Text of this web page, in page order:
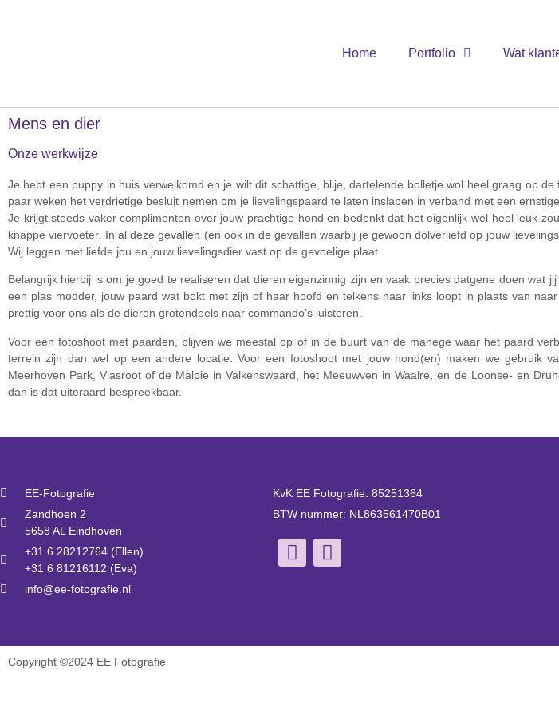
Home Portfolio Wat
Mens en dier
Onze werkwijze
Je hebt een puppy in huis verwelkomd en je wilt dit schattige, blije, dartelende bolletje wol heel graag op
paar weken het verdrietige besluit nemen om je lievelingspaard te laten inslapen in verband met een
Je krijgt steeds vaker complimenten over jouw prachtige hond en bedenkt dat het eigenlijk wel heel leuk
knappe viervoeter. In al deze gevallen (en ook in de gevallen waarbij je gewoon dolverliefd op jouw
Wij leggen met liefde jou en jouw lievelingsdier vast op de gevoelige plaat.
Belangrijk hierbij is om je goed te realiseren dat dieren eigenzinnig zijn en vaak precies datgene doen wat
een plas modder, jouw paard wat bokt met zijn of haar hoofd en telkens naar links loopt in plaats van
prettig voor ons als de dieren grotendeels naar commando’s luisteren.
Voor een fotoshoot met paarden, blijven we meestal op of in de buurt van de manege waar het paard
terrein zijn dan wel op een andere locatie. Voor een fotoshoot met jouw hond(en) maken we gebruik
Meerhoven Park, Vlasroot of de Malpie in Valkenswaard, het Meeuwven in Waalre, en de Loonse- en
dan is dat uiteraard bespreekbaar.
EE-Fotografie
Zandhoen 2
5658 AL Eindhoven
+31 6 28212764 (Ellen)
+31 6 81216112 (Eva)
info@ee-fotografie.nl
KvK EE Fotografie: 85251364
BTW nummer: NL863561470B01
Copyright ©2024 EE Fotografie